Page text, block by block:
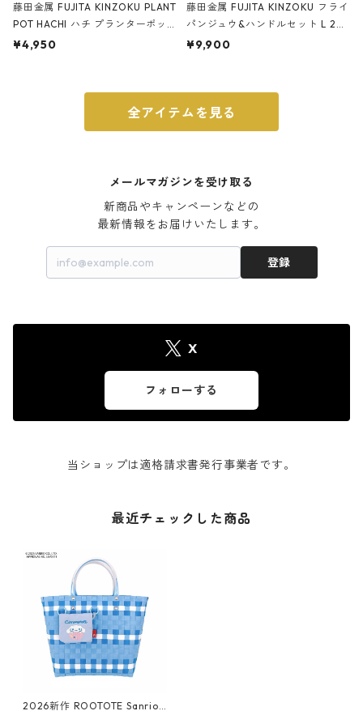
藤田金属 FUJITA KINZOKU PLANT
POT HACHI ハチ プランターポッ
ト 3号 ブラック
¥4,950
藤田金属 FUJITA KINZOKU フライ
パンジュウ&ハンドルセット L 24c
m ガス火・IH対応 鉄フライパン
¥9,900
全アイテムを見る
メールマガジンを受け取る
新商品やキャンペーンなどの
最新情報をお届けいたします。
登録
X
フォローする
当ショップは適格請求書発行事業者です。
最近チェックした商品
2026新作 ROOTOTE Sanrio